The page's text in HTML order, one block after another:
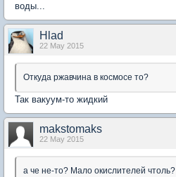
воды...
Hlad
22 May 2015
Откуда ржавчина в космосе то?
Так вакуум-то жидкий
makstomaks
22 May 2015
а че не-то? Мало окислителей чтоль?